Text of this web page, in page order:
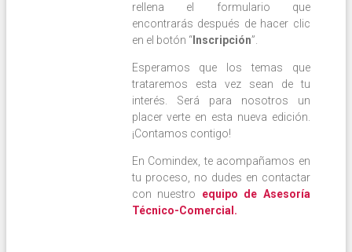
rellena el formulario que
encontrarás después de hacer clic
en el botón “Inscripción”.
Esperamos que los temas que
trataremos esta vez sean de tu
interés. Será para nosotros un
placer verte en esta nueva edición.
¡Contamos contigo!
En Comindex, te acompañamos en
tu proceso, no dudes en contactar
con nuestro equipo de Asesoría
Técnico-Comercial.